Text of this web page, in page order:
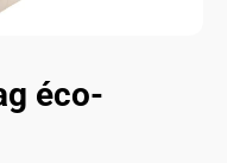
éco-